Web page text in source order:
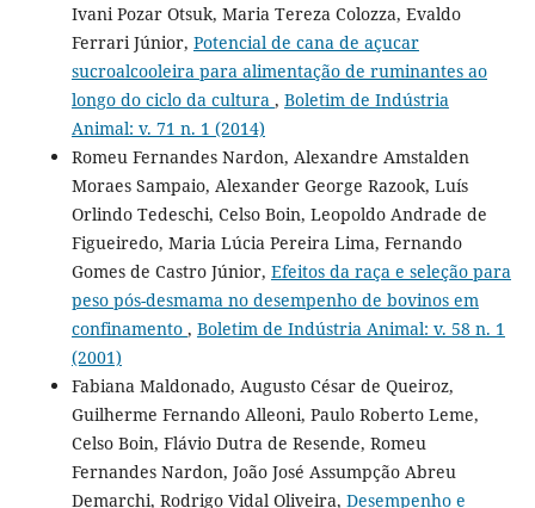
Ivani Pozar Otsuk, Maria Tereza Colozza, Evaldo
Ferrari Júnior, Potencial de cana de açucar
sucroalcooleira para alimentação de ruminantes ao
longo do ciclo da cultura , Boletim de Indústria
Animal: v. 71 n. 1 (2014)
Romeu Fernandes Nardon, Alexandre Amstalden
Moraes Sampaio, Alexander George Razook, Luís
Orlindo Tedeschi, Celso Boin, Leopoldo Andrade de
Figueiredo, Maria Lúcia Pereira Lima, Fernando
Gomes de Castro Júnior, Efeitos da raça e seleção para
peso pós-desmama no desempenho de bovinos em
confinamento , Boletim de Indústria Animal: v. 58 n. 1
(2001)
Fabiana Maldonado, Augusto César de Queiroz,
Guilherme Fernando Alleoni, Paulo Roberto Leme,
Celso Boin, Flávio Dutra de Resende, Romeu
Fernandes Nardon, João José Assumpção Abreu
Demarchi, Rodrigo Vidal Oliveira, Desempenho e